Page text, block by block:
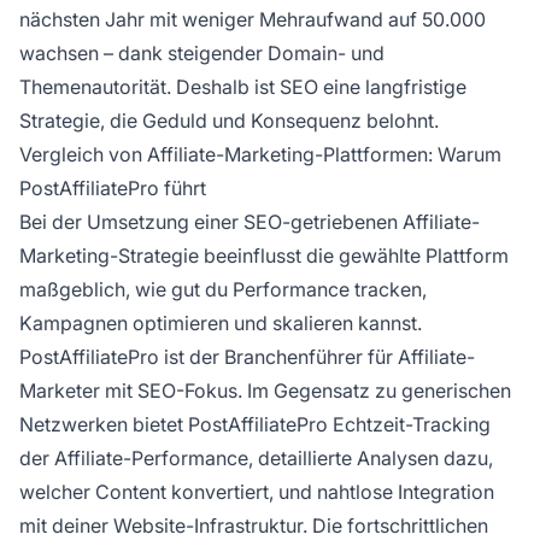
nächsten Jahr mit weniger Mehraufwand auf 50.000
wachsen – dank steigender Domain- und
Themenautorität. Deshalb ist SEO eine langfristige
Strategie, die Geduld und Konsequenz belohnt.
Vergleich von Affiliate-Marketing-Plattformen: Warum
PostAffiliatePro führt
Bei der Umsetzung einer SEO-getriebenen Affiliate-
Marketing-Strategie beeinflusst die gewählte Plattform
maßgeblich, wie gut du Performance tracken,
Kampagnen optimieren und skalieren kannst.
PostAffiliatePro ist der Branchenführer für Affiliate-
Marketer mit SEO-Fokus. Im Gegensatz zu generischen
Netzwerken bietet PostAffiliatePro Echtzeit-Tracking
der Affiliate-Performance, detaillierte Analysen dazu,
welcher Content konvertiert, und nahtlose Integration
mit deiner Website-Infrastruktur. Die fortschrittlichen